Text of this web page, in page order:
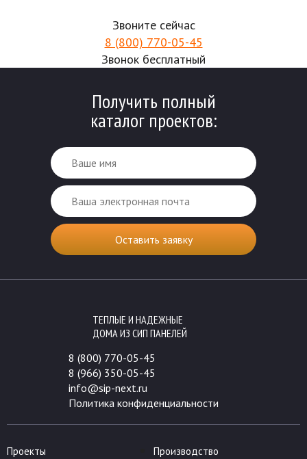
Звоните сейчас
8 (800) 770-05-45
Звонок бесплатный
Получить полный
каталог проектов:
ТЕПЛЫЕ И НАДЕЖНЫЕ
ДОМА ИЗ СИП ПАНЕЛЕЙ
Проекты Производство
8 (800) 770-05-45
8 (966) 350-05-45
info@sip-next.ru
Политика конфиденциальности